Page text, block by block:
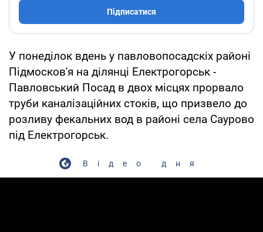
Підписатися
У понеділок вдень у павловопосадскіх районі
Підмосков'я на ділянці Електрогорськ -
Павловський Посад в двох місцях прорвало
труби каналізаційних стоків, що призвело до
розливу фекальних вод в районі села Саурово
під Електрогорськ.
Відео дня